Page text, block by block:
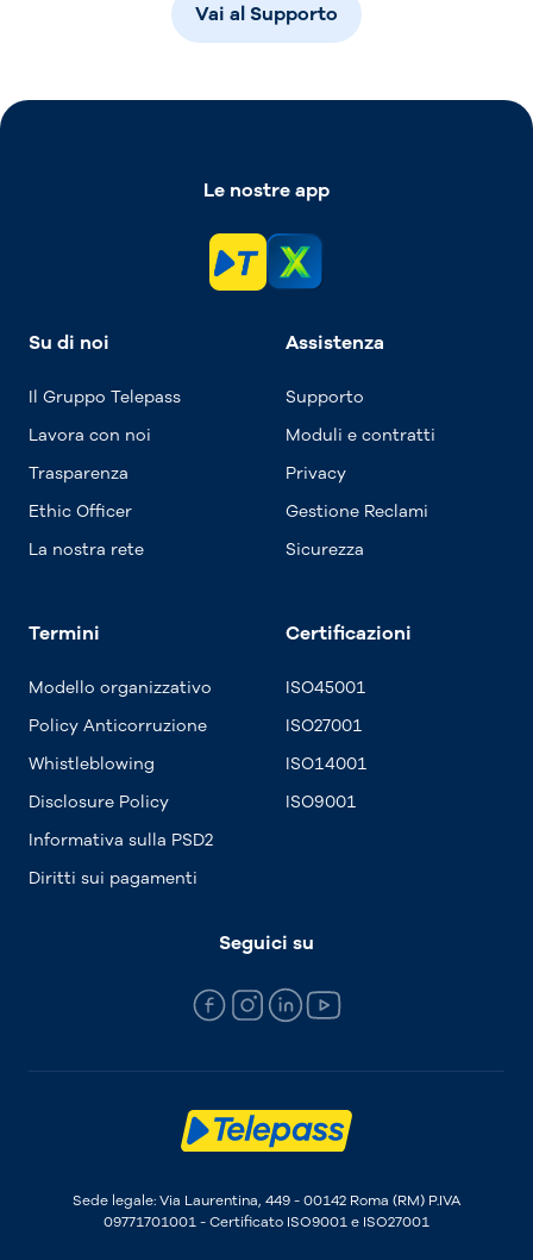
Vai al Supporto
Le nostre app
Su di noi
Il Gruppo Telepass
Lavora con noi
Trasparenza
Ethic Officer
La nostra rete
Assistenza
Supporto
Moduli e contratti
Privacy
Gestione Reclami
Sicurezza
Termini
Modello organizzativo
Policy Anticorruzione
Whistleblowing
Disclosure Policy
Informativa sulla PSD2
Diritti sui pagamenti
Certificazioni
ISO45001
ISO27001
ISO14001
ISO9001
Seguici su
Sede legale: Via Laurentina, 449 - 00142 Roma (RM) P.IVA
09771701001 - Certificato ISO9001 e ISO27001